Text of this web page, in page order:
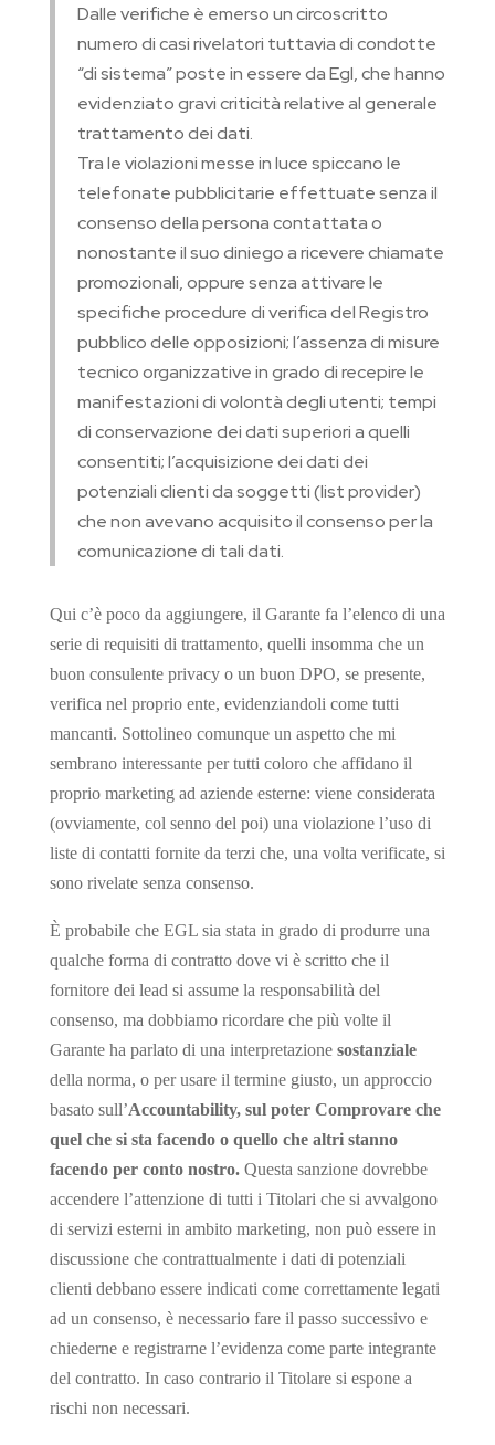
Dalle verifiche è emerso un circoscritto
numero di casi rivelatori tuttavia di condotte
“di sistema” poste in essere da Egl, che hanno
evidenziato gravi criticità relative al generale
trattamento dei dati.
Tra le violazioni messe in luce spiccano le
telefonate pubblicitarie effettuate senza il
consenso della persona contattata o
nonostante il suo diniego a ricevere chiamate
promozionali, oppure senza attivare le
specifiche procedure di verifica del Registro
pubblico delle opposizioni; l’assenza di misure
tecnico organizzative in grado di recepire le
manifestazioni di volontà degli utenti; tempi
di conservazione dei dati superiori a quelli
consentiti; l’acquisizione dei dati dei
potenziali clienti da soggetti (list provider)
che non avevano acquisito il consenso per la
comunicazione di tali dati.
Qui c’è poco da aggiungere, il Garante fa l’elenco di una
serie di requisiti di trattamento, quelli insomma che un
buon consulente privacy o un buon DPO, se presente,
verifica nel proprio ente, evidenziandoli come tutti
mancanti. Sottolineo comunque un aspetto che mi
sembrano interessante per tutti coloro che affidano il
proprio marketing ad aziende esterne: viene considerata
(ovviamente, col senno del poi) una violazione l’uso di
liste di contatti fornite da terzi che, una volta verificate, si
sono rivelate senza consenso.
È probabile che EGL sia stata in grado di produrre una
qualche forma di contratto dove vi è scritto che il
fornitore dei lead si assume la responsabilità del
consenso, ma dobbiamo ricordare che più volte il
Garante ha parlato di una interpretazione sostanziale
della norma, o per usare il termine giusto, un approccio
basato sull’Accountability, sul poter Comprovare che
quel che si sta facendo o quello che altri stanno
facendo per conto nostro. Questa sanzione dovrebbe
accendere l’attenzione di tutti i Titolari che si avvalgono
di servizi esterni in ambito marketing, non può essere in
discussione che contrattualmente i dati di potenziali
clienti debbano essere indicati come correttamente legati
ad un consenso, è necessario fare il passo successivo e
chiederne e registrarne l’evidenza come parte integrante
del contratto. In caso contrario il Titolare si espone a
rischi non necessari.